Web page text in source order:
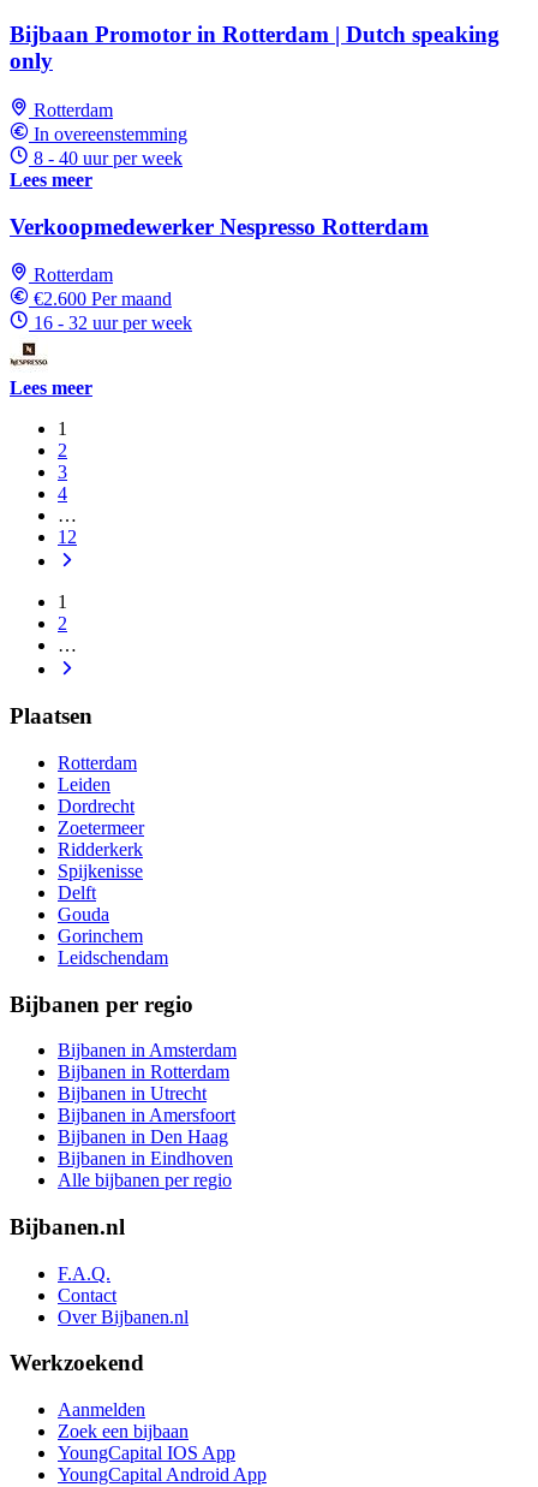
Bijbaan Promotor in Rotterdam | Dutch speaking
only
Rotterdam
In overeenstemming
8 - 40 uur per week
Lees meer
Verkoopmedewerker Nespresso Rotterdam
Rotterdam
€2.600 Per maand
16 - 32 uur per week
Lees meer
1
2
3
4
…
12
1
2
…
Plaatsen
Rotterdam
Leiden
Dordrecht
Zoetermeer
Ridderkerk
Spijkenisse
Delft
Gouda
Gorinchem
Leidschendam
Bijbanen per regio
Bijbanen in Amsterdam
Bijbanen in Rotterdam
Bijbanen in Utrecht
Bijbanen in Amersfoort
Bijbanen in Den Haag
Bijbanen in Eindhoven
Alle bijbanen per regio
Bijbanen.nl
F.A.Q.
Contact
Over Bijbanen.nl
Werkzoekend
Aanmelden
Zoek een bijbaan
YoungCapital IOS App
YoungCapital Android App